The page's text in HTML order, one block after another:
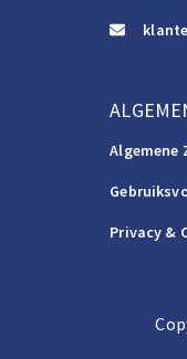
Algemene
Privacy &